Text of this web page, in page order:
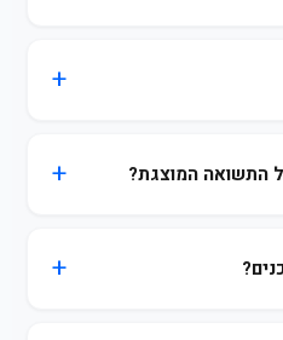
התשואה המוצגת?